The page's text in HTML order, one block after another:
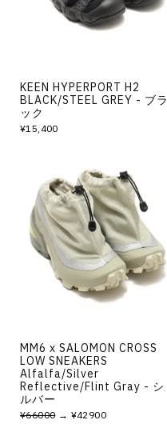
KEEN HYPERPORT H2
BLACK/STEEL GREY - ブラ
ック
¥15,400
MM6 x SALOMON CROSS
LOW SNEAKERS
Alfalfa/Silver
Reflective/Flint Gray - シ
ルバー
¥66000→ ¥42900